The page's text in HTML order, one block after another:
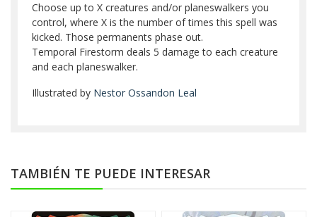
Choose up to X creatures and/or planeswalkers you
control, where X is the number of times this spell was
kicked. Those permanents phase out.
Temporal Firestorm deals 5 damage to each creature
and each planeswalker.
Illustrated by Nestor Ossandon Leal
TAMBIÉN TE PUEDE INTERESAR